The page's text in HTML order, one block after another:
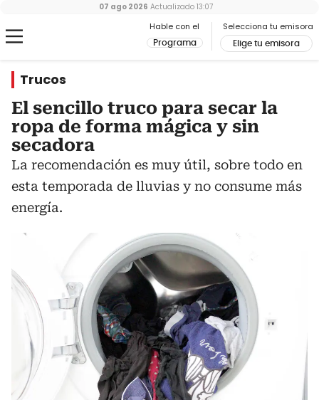
Hable con el
Programa
Selecciona tu emisora
Elige tu emisora
07 ago 2026 Actualizado 13:07
Trucos
El sencillo truco para secar la
ropa de forma mágica y sin
secadora
La recomendación es muy útil, sobre todo en
esta temporada de lluvias y no consume más
energía.